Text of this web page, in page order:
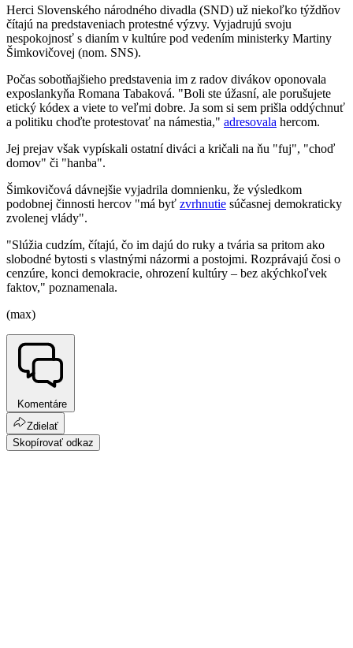
Herci Slovenského národného divadla (SND) už niekoľko týždňov
čítajú na predstaveniach protestné výzvy. Vyjadrujú svoju
nespokojnosť s dianím v kultúre pod vedením ministerky Martiny
Šimkovičovej (nom. SNS).
Počas sobotňajšieho predstavenia im z radov divákov oponovala
exposlankyňa Romana Tabaková. "Boli ste úžasní, ale porušujete
etický kódex a viete to veľmi dobre. Ja som si sem prišla oddýchnuť
a politiku choďte protestovať na námestia," adresovala hercom.
Jej prejav však vypískali ostatní diváci a kričali na ňu "fuj", "choď
domov" či "hanba".
Šimkovičová dávnejšie vyjadrila domnienku, že výsledkom
podobnej činnosti hercov "má byť zvrhnutie súčasnej demokraticky
zvolenej vlády".
"Slúžia cudzím, čítajú, čo im dajú do ruky a tvária sa pritom ako
slobodné bytosti s vlastnými názormi a postojmi. Rozprávajú čosi o
cenzúre, konci demokracie, ohrození kultúry – bez akýchkoľvek
faktov," poznamenala.
(max)
Komentáre
Zdielať
Skopírovať odkaz